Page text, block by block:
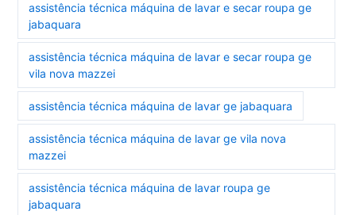
assistência técnica máquina de lavar e secar roupa ge
jabaquara
assistência técnica máquina de lavar e secar roupa ge
vila nova mazzei
assistência técnica máquina de lavar ge jabaquara
assistência técnica máquina de lavar ge vila nova
mazzei
assistência técnica máquina de lavar roupa ge
jabaquara